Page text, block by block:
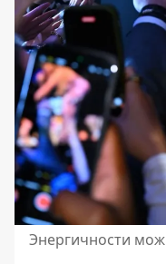
Энергичности